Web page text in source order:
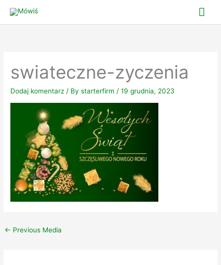
swiateczne-zyczenia
Dodaj komentarz / Bystarterfirm/19 grudnia, 2023
← Previous Media